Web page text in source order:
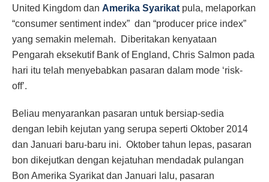
United Kingdom dan Amerika Syarikatpula, melaporkan
“consumer sentiment index” dan “producer price index”
yang semakin melemah. Diberitakan kenyataan
Pengarah eksekutif Bank of England, Chris Salmon pada
hari itu telah menyebabkan pasaran dalam mode ‘risk-
off’.
Beliau menyarankan pasaran untuk bersiap-sedia
dengan lebih kejutan yang serupa seperti Oktober 2014
dan Januari baru-baru ini. Oktober tahun lepas, pasaran
bon dikejutkan dengan kejatuhan mendadak pulangan
Bon Amerika Syarikat dan Januari lalu, pasaran